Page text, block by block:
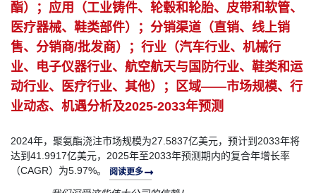
酯）；应用（工业铸件、轮毂和轮胎、皮带和软管、
医疗器械、鞋类部件）；分销渠道（直销、线上销
售、分销商/批发商）；行业（汽车行业、机械行
业、电子仪器行业、航空航天与国防行业、鞋类和运
动行业、医疗行业、其他）；区域——市场规模、行
业动态、机遇分析及2025-2033年预测
2024年，聚氨酯浇注市场规模为27.5837亿美元，预计到2033年将
达到41.9917亿美元，2025年至2033年预测期内的复合年增长率
（CAGR）为5.97%。
阅读更多